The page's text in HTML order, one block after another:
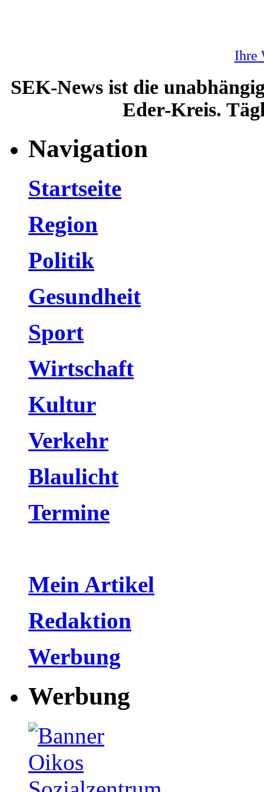
Ihre
SEK-News ist die
Eder-Kreis.
Navigation
Startseite
Region
Politik
Gesundheit
Sport
Wirtschaft
Kultur
Verkehr
Blaulicht
Termine
Mein Artikel
Redaktion
Werbung
Werbung